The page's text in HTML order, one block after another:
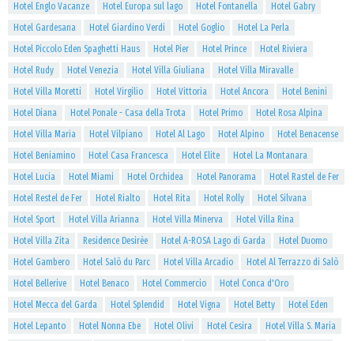
Hotel Englo Vacanze
Hotel Europa sul lago Hotel Fontanella
Hotel Gabry
Hotel Gardesana
Hotel Giardino Verdi Hotel Goglio
Hotel La Perla
Hotel Piccolo Eden Spaghetti Haus
Hotel Pier Hotel Prince
Hotel Riviera
Hotel Rudy
Hotel Venezia Hotel Villa Giuliana
Hotel Villa Miravalle
Hotel Villa Moretti
Hotel Virgilio Hotel Vittoria Hotel Ancora
Hotel Benini
Hotel Diana
Hotel Ponale - Casa della Trota Hotel Primo
Hotel Rosa Alpina
Hotel Villa Maria
Hotel Vilpiano Hotel Al Lago Hotel Alpino
Hotel Benacense
Hotel Beniamino
Hotel Casa Francesca Hotel Elite
Hotel La Montanara
Hotel Lucia
Hotel Miami Hotel Orchidea Hotel Panorama
Hotel Rastel de Fer
Hotel Restel de Fer
Hotel Rialto Hotel Rita Hotel Rolly
Hotel Silvana
Hotel Sport
Hotel Villa Arianna Hotel Villa Minerva
Hotel Villa Rina
Hotel Villa Zita
Residence Desirèe Hotel A-ROSA Lago di Garda
Hotel Duomo
Hotel Gambero
Hotel Salò du Parc Hotel Villa Arcadio
Hotel Al Terrazzo di Salò
Hotel Bellerive
Hotel Benaco Hotel Commercio
Hotel Conca d'Oro
Hotel Mecca del Garda
Hotel Splendid Hotel Vigna Hotel Betty
Hotel Eden
Hotel Lepanto
Hotel Nonna Ebe Hotel Olivi Hotel Cesira
Hotel Villa S. Maria